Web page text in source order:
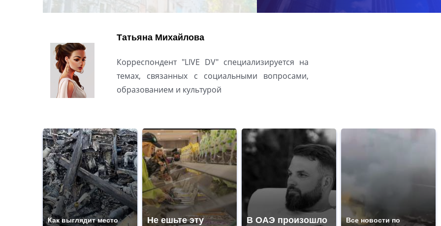
Татьяна Михайлова
Корреспондент "LIVE DV" специализируется на
темах, связанных с социальными вопросами,
образованием и культурой
Как выглядит место
Не ешьте эту
В ОАЭ произошло
Все новости по